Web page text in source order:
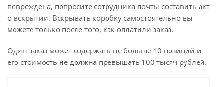
повреждена, попросите сотрудника почты составить акт
о вскрытии. Вскрывать коробку самостоятельно вы
можете только после того, как оплатили заказ.
Один заказ может содержать не больше 10 позиций и
его стоимость не должна превышать 100 тысяч рублей.